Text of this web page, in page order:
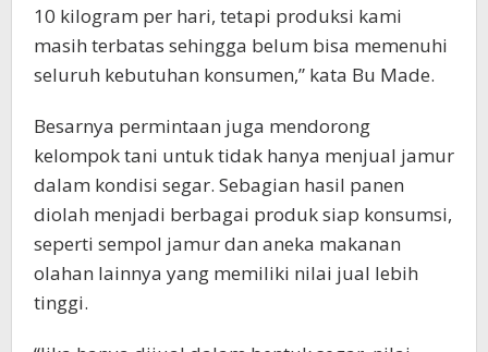
10 kilogram per hari, tetapi produksi kami
masih terbatas sehingga belum bisa memenuhi
seluruh kebutuhan konsumen,” kata Bu Made.
Besarnya permintaan juga mendorong
kelompok tani untuk tidak hanya menjual jamur
dalam kondisi segar. Sebagian hasil panen
diolah menjadi berbagai produk siap konsumsi,
seperti sempol jamur dan aneka makanan
olahan lainnya yang memiliki nilai jual lebih
tinggi.